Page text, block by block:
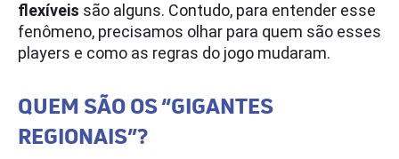
flexíveis são alguns. Contudo, para entender esse
fenômeno, precisamos olhar para quem são esses
players e como as regras do jogo mudaram.
QUEM SÃO OS “GIGANTES
REGIONAIS”?